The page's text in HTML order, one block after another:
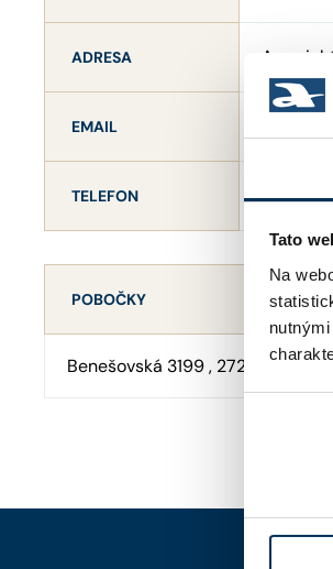
Tato
Na
ADRESA
EMAIL
TELEFON
POBOČKY
Benešovská 3199 , 27201 Kladno